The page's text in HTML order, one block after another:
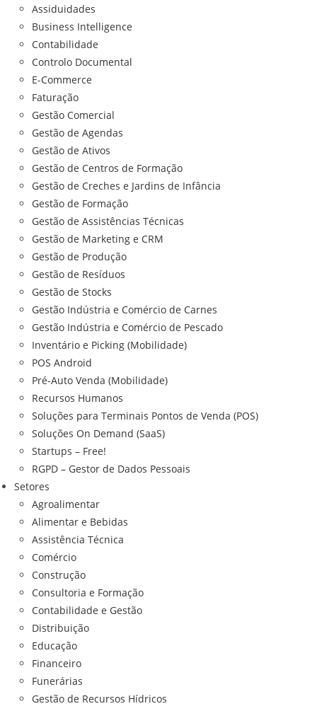
Assiduidades
Business Intelligence
Contabilidade
Controlo Documental
E-Commerce
Faturação
Gestão Comercial
Gestão de Agendas
Gestão de Ativos
Gestão de Centros de Formação
Gestão de Creches e Jardins de Infância
Gestão de Formação
Gestão de Assistências Técnicas
Gestão de Marketing e CRM
Gestão de Produção
Gestão de Resíduos
Gestão de Stocks
Gestão Indústria e Comércio de Carnes
Gestão Indústria e Comércio de Pescado
Inventário e Picking (Mobilidade)
POS Android
Pré-Auto Venda (Mobilidade)
Recursos Humanos
Soluções para Terminais Pontos de Venda (POS)
Soluções On Demand (SaaS)
Startups – Free!
RGPD – Gestor de Dados Pessoais
Setores
Agroalimentar
Alimentar e Bebidas
Assistência Técnica
Comércio
Construção
Consultoria e Formação
Contabilidade e Gestão
Distribuição
Educação
Financeiro
Funerárias
Gestão de Recursos Hídricos